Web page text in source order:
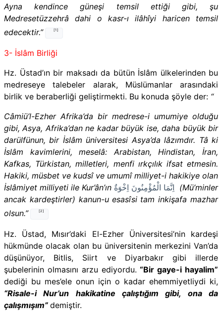
Ayna kendince güneşi temsil ettiği gibi, şu
Medresetüzzehrâ dahi o kasr-ı ilâhîyi haricen temsil
edecektir.”
[1]
3- İslâm Birliği
Hz. Üstad’ın bir maksadı da bütün İslâm ülkelerinden bu
medreseye talebeler alarak, Müslümanlar arasındaki
birlik ve beraberliği geliştirmekti. Bu konuda şöyle der: “
Câmiü’l-Ezher Afrika’da bir medrese-i umumiye olduğu
gibi, Asya, Afrika’dan ne kadar büyük ise, daha büyük bir
darülfünun, bir İslâm üniversitesi Asya’da lâzımdır. Tâ ki
İslâm kavimlerini, meselâ: Arabistan, Hindistan, İran,
Kafkas, Türkistan, milletleri, menfi ırkçılık ifsat etmesin.
Hakiki, müsbet ve kudsî ve umumî milliyet-i hakikiye olan
İslâmiyet milliyeti ile Kur’ân’ın
(Mü’minler
ancak kardeştirler) kanun-u esasîsi tam inkişafa mazhar
olsun.”
[2]
Hz. Üstad, Mısır’daki El-Ezher Üniversitesi’nin kardeşi
hükmünde olacak olan bu üniversitenin merkezini Van’da
düşünüyor, Bitlis, Siirt ve Diyarbakır gibi illerde
şubelerinin olmasını arzu ediyordu. “Bir gaye-i hayalim”
dediği bu mes’ele onun için o kadar ehemmiyetliydi ki,
“Risale-i Nur’un hakikatine çalıştığım gibi, ona da
çalışmışım” demiştir.